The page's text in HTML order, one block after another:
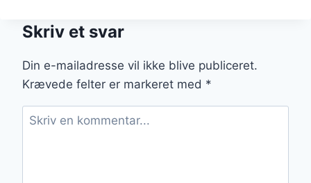
I
Skriv et svar
Din e-mailadresse vil ikke blive publiceret.
Krævede felter er markeret med *